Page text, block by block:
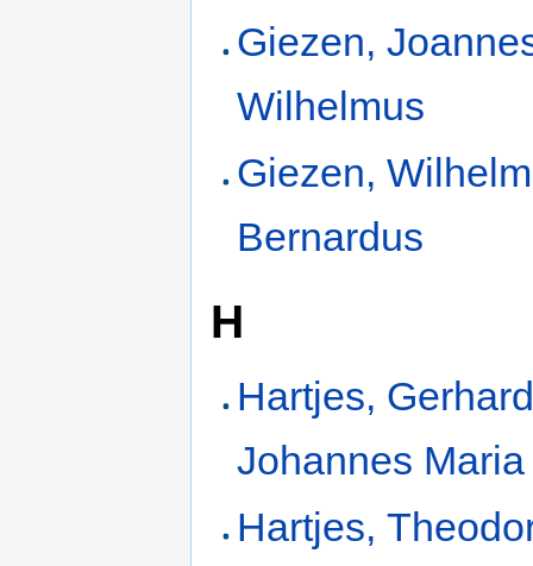
Giezen,
Wilhelmus
Giezen,
Bernardus
H
Hartjes,
Johannes Maria
Hartjes,